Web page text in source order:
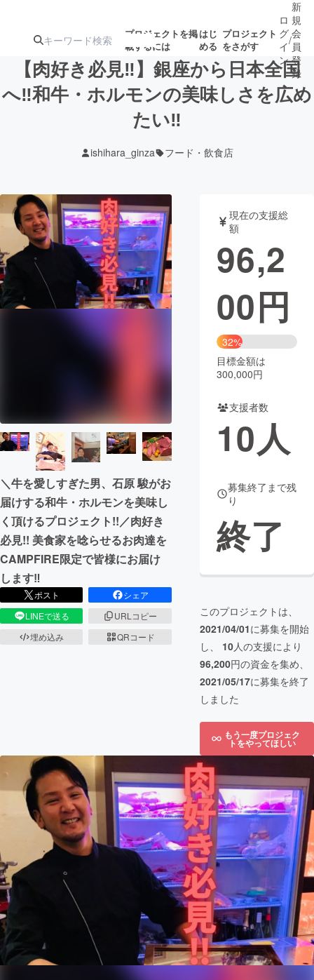
プロジェクトを掲
載するには
はじ
める
プロジェクト
をさがす
注目の新着プロ募集終了が近いプ
テクノロジー・ガジェット
映像・映画 書籍・雑誌
ビジネス・起業 チャレンジ
まちづくり・地域活性化
CAMPFIRE Creation
CAMPFIREふるさと納税
コミュニティ
ロ
グ
イ
ン
/
新
規
会
員
登
録
【肉好き必見‼︎】銀座から日本全国
へ‼︎和牛・ホルモンの美味しさを広め
たい‼︎
ishihara_ginza フード・飲食店
＼牛を愛しすぎた男、石原 駿がお
届けする和牛・ホルモンを美味し
く頂けるプロジェクト!!／肉好き
必見!! 美食家を唸らせるお肉達を
CAMPFIRE限定で皆様にお届け
します‼︎
ポスト
シェア
LINEで送る
URLコピー
埋め込み
QRコード
現在の支援総
額
96,2
00円
32%
目標金額は
300,000円
支援者数
10人
募集終了まで残
り
終了
このプロジェクトは、
2021/04/01に募集を開始
し、 10人の支援により
96,200円の資金を集め、
2021/05/17に募集を終了
しました
もう一度プロジェク
トをやってほしい